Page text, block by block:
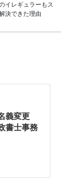
イレギュラーもス
決できた理由
義変更
書士事務